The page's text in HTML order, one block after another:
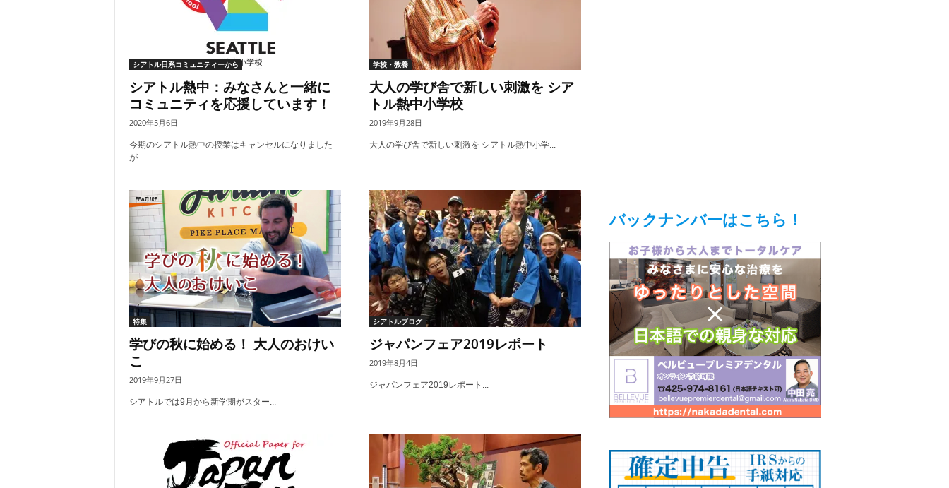
シアトル日系コミュニティーから
シアトル熱中：みなさんと一緒に
コミュニティを応援しています！
2020年5月6日
今期のシアトル熱中の授業はキャンセルになりました
が...
学校・教養
大人の学び舎で新しい刺激を シア
トル熱中小学校
2019年9月28日
大人の学び舎で新しい刺激を シアトル熱中小学...
特集
学びの秋に始める！ 大人のおけい
こ
2019年9月27日
シアトルでは9月から新学期がスター...
シアトルブログ
ジャパンフェア2019レポート
2019年8月4日
ジャパンフェア2019レポート...
バックナンバーはこちら！